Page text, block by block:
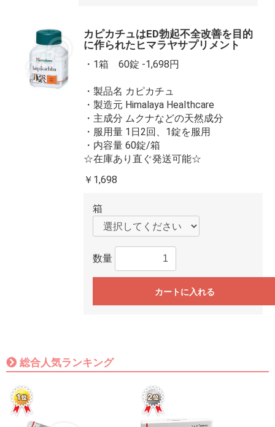
カピカチュはED勃起不全改善を目的
に作られたヒマラヤサプリメント
・1箱 60錠 -1,698円
・製品名 カピカチュ
・製造元 Himalaya Healthcare
・主成分 ムクナなどの天然成分
・服用量 1日2回、1錠を服用
・内容量 60錠/箱
☆在庫あり直ぐ発送可能☆
￥1,698
箱
数量
カートに入れる
総合人気ランキング